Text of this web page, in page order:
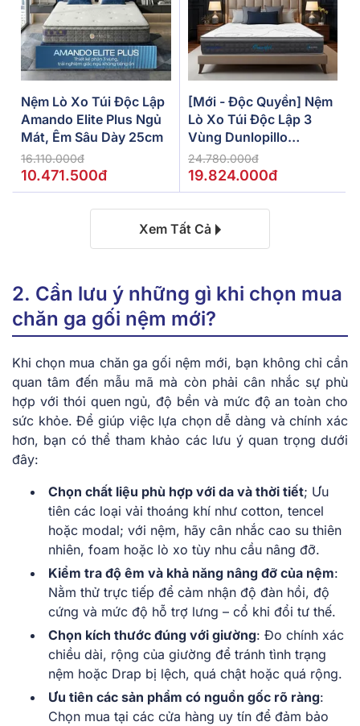
Nệm Lò Xo Túi Độc Lập
Amando Elite Plus Ngủ
Mát, Êm Sâu Dày 25cm
16.110.000đ
10.471.500đ
[Mới - Độc Quyền] Nệm
Lò Xo Túi Độc Lập 3
Vùng Dunlopillo
De.Stress Powerful
24.780.000đ
19.824.000đ
Xem Tất Cả
2. Cần lưu ý những gì khi chọn mua
chăn ga gối nệm mới?
Khi chọn mua chăn ga gối nệm mới, bạn không chỉ cần
quan tâm đến mẫu mã mà còn phải cân nhắc sự phù
hợp với thói quen ngủ, độ bền và mức độ an toàn cho
sức khỏe. Để giúp việc lựa chọn dễ dàng và chính xác
hơn, bạn có thể tham khảo các lưu ý quan trọng dưới
đây:
Chọn chất liệu phù hợp với da và thời tiết; Ưu
tiên các loại vải thoáng khí như cotton, tencel
hoặc modal; với nệm, hãy cân nhắc cao su thiên
nhiên, foam hoặc lò xo tùy nhu cầu nâng đỡ.
Kiểm tra độ êm và khả năng nâng đỡ của nệm:
Nằm thử trực tiếp để cảm nhận độ đàn hồi, độ
cứng và mức độ hỗ trợ lưng – cổ khi đổi tư thế.
Chọn kích thước đúng với giường: Đo chính xác
chiều dài, rộng của giường để tránh tình trạng
nệm hoặc Drap bị lệch, quá chật hoặc quá rộng.
Ưu tiên các sản phẩm có nguồn gốc rõ ràng:
Chọn mua tại các cửa hàng uy tín để đảm bảo